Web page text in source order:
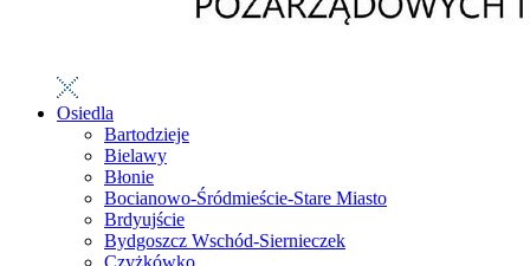
Osiedla
Bartodzieje
Bielawy
Błonie
Bocianowo-Śródmieście-Stare Miasto
Brdyujście
Bydgoszcz Wschód-Siernieczek
Czyżkówko